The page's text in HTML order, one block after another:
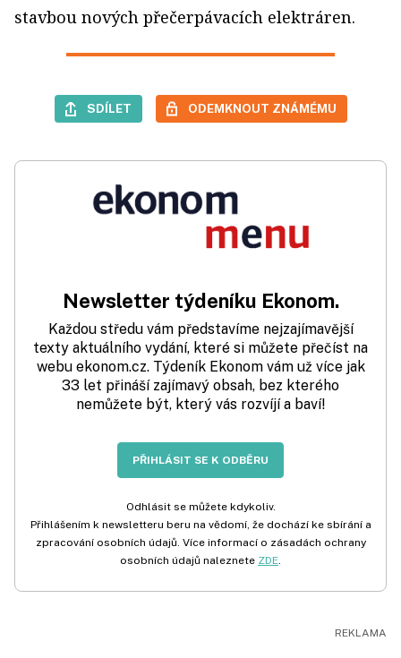
stavbou nových přečerpávacích elektráren.
SDÍLET ODEMKNOUT ZNÁMÉMU
Newsletter týdeníku Ekonom.
Každou středu vám představíme nejzajímavější
texty aktuálního vydání, které si můžete přečíst na
webu ekonom.cz. Týdeník Ekonom vám už více jak
33 let přináší zajímavý obsah, bez kterého
nemůžete být, který vás rozvíjí a baví!
PŘIHLÁSIT SE K ODBĚRU
Odhlásit se můžete kdykoliv.
Přihlášením k newsletteru beru na vědomí, že dochází ke sbírání a
zpracování osobních údajů. Více informací o zásadách ochrany
osobních údajů naleznete ZDE